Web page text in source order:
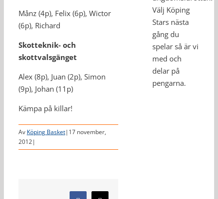
Månz (4p), Felix (6p), Wictor
(6p), Richard
Skotteknik- och
skottvalsgänget
Alex (8p), Juan (2p), Simon
(9p), Johan (11p)
Kämpa på killar!
Av Köping Basket| 17 november,
2012|
Välj Köping
Stars nästa
gång du
spelar så är vi
med och
delar på
pengarna.